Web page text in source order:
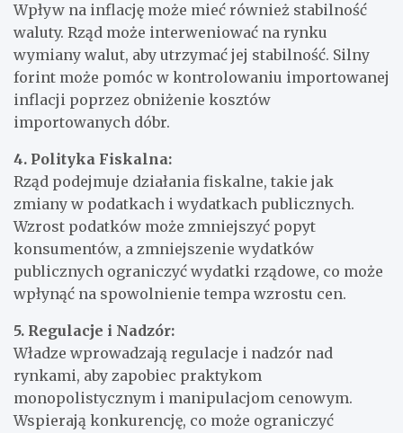
Wpływ na inflację może mieć również stabilność
waluty. Rząd może interweniować na rynku
wymiany walut, aby utrzymać jej stabilność. Silny
forint może pomóc w kontrolowaniu importowanej
inflacji poprzez obniżenie kosztów
importowanych dóbr.
4. Polityka Fiskalna:
Rząd podejmuje działania fiskalne, takie jak
zmiany w podatkach i wydatkach publicznych.
Wzrost podatków może zmniejszyć popyt
konsumentów, a zmniejszenie wydatków
publicznych ograniczyć wydatki rządowe, co może
wpłynąć na spowolnienie tempa wzrostu cen.
5. Regulacje i Nadzór:
Władze wprowadzają regulacje i nadzór nad
rynkami, aby zapobiec praktykom
monopolistycznym i manipulacjom cenowym.
Wspierają konkurencję, co może ograniczyć